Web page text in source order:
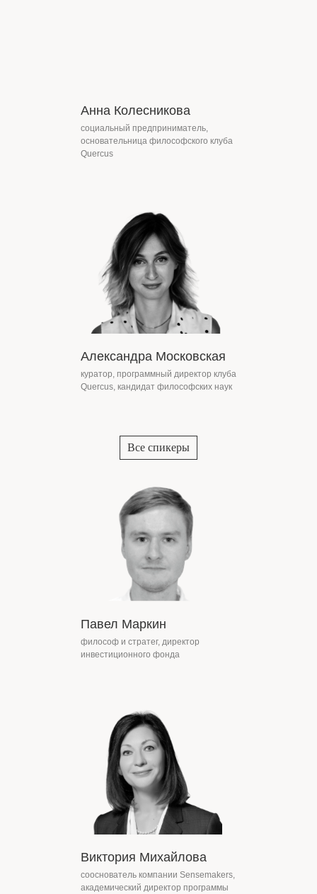
Анна Колесникова
социальный предприниматель,
основательница философского клуба
Quercus
Александра Московская
куратор, программный директор клуба
Quercus, кандидат философских наук
Все спикеры
Павел Маркин
философ и стратег, директор
инвестиционного фонда
Виктория Михайлова
сооснователь компании Sensemakers,
академический директор программы